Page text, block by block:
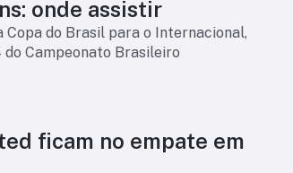
onde assistir
Copa do Brasil para o Internacional,
Campeonato Brasileiro
ficam no empate em